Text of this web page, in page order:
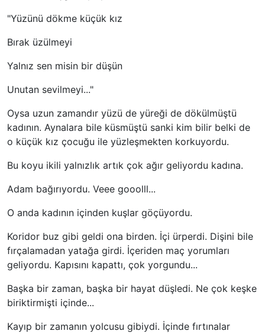
"Yüzünü dökme küçük kız
Bırak üzülmeyi
Yalnız sen misin bir düşün
Unutan sevilmeyi..."
Oysa uzun zamandır yüzü de yüreği de dökülmüştü
kadının. Aynalara bile küsmüştü sanki kim bilir belki de
o küçük kız çocuğu ile yüzleşmekten korkuyordu.
Bu koyu ikili yalnızlık artık çok ağır geliyordu kadına.
Adam bağırıyordu. Veee gooolll...
O anda kadının içinden kuşlar göçüyordu.
Koridor buz gibi geldi ona birden. İçi ürperdi. Dişini bile
fırçalamadan yatağa girdi. İçeriden maç yorumları
geliyordu. Kapısını kapattı, çok yorgundu...
Başka bir zaman, başka bir hayat düşledi. Ne çok keşke
biriktirmişti içinde...
Kayıp bir zamanın yolcusu gibiydi. İçinde fırtınalar